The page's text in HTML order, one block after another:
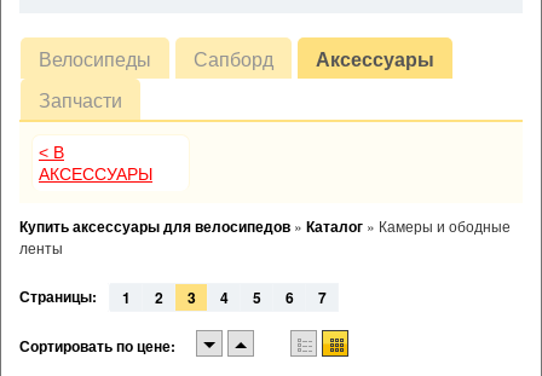
Велосипеды Сапборд
Аксессуары
Запчасти
< В
АКСЕССУАРЫ
Купить аксессуары для велосипедов » Каталог » Камеры и ободные
ленты
Страницы: 1 2 3 4 5 6 7
Сортировать по цене: